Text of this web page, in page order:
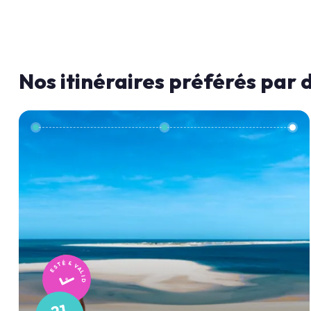
Nos itinéraires préférés par
TESTÉ & VALIDÉ